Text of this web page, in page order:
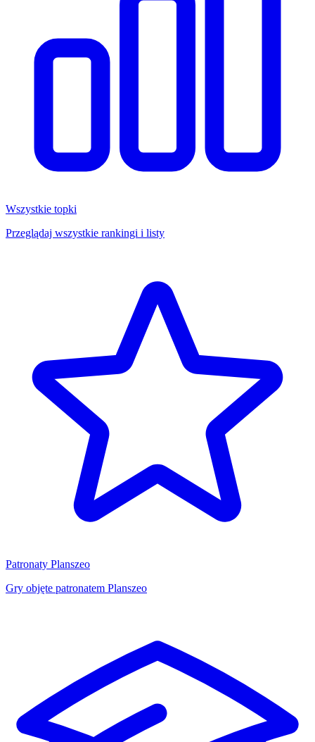
Wszystkie topki
Przeglądaj wszystkie rankingi i listy
Patronaty Planszeo
Gry objęte patronatem Planszeo